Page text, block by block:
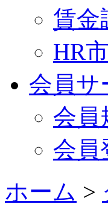
賃金
HR
会員サ
会員
会員
ホーム >